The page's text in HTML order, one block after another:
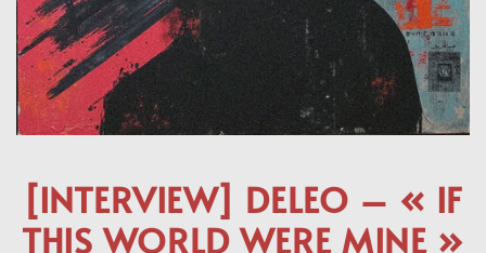
[INTERVIEW] DELEO – « IF
THIS WORLD WERE MINE »